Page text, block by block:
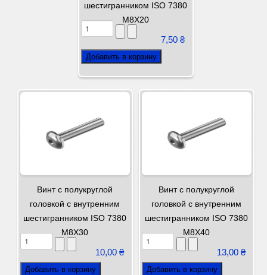
шестигранником ISO 7380
М8Х20
7,50 ₴
Винт с полукруглой
головкой с внутренним
шестигранником ISO 7380
М8Х30
10,00 ₴
Винт с полукруглой
головкой с внутренним
шестигранником ISO 7380
М8Х40
13,00 ₴